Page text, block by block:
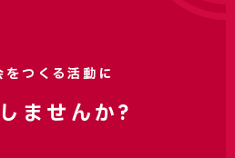
つくる活動に
ませんか?